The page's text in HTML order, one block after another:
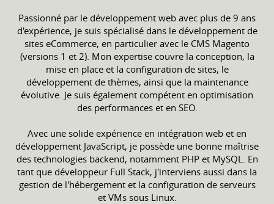
Passionné par le développement web avec plus de 9 ans
d'expérience, je suis spécialisé dans le développement de
sites eCommerce, en particulier avec le CMS Magento
(versions 1 et 2). Mon expertise couvre la conception, la
mise en place et la configuration de sites, le
développement de thèmes, ainsi que la maintenance
évolutive. Je suis également compétent en optimisation
des performances et en SEO.
Avec une solide expérience en intégration web et en
développement JavaScript, je possède une bonne maîtrise
des technologies backend, notamment PHP et MySQL. En
tant que développeur Full Stack, j'interviens aussi dans la
gestion de l'hébergement et la configuration de serveurs
et VMs sous Linux.